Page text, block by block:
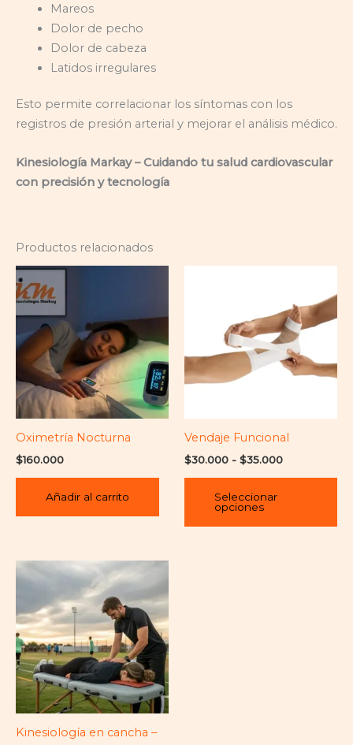
Mareos
Dolor de pecho
Dolor de cabeza
Latidos irregulares
Esto permite correlacionar los síntomas con los
registros de presión arterial y mejorar el análisis médico.
Kinesiología Markay – Cuidando tu salud cardiovascular
con precisión y tecnología
Productos relacionados
Oximetría Nocturna
$160.000
Añadir al carrito
Vendaje Funcional
$30.000 - $35.000
precios:
desde
$30.000
hasta
$35.000
Seleccionar
opciones
de
Kinesiología en cancha –